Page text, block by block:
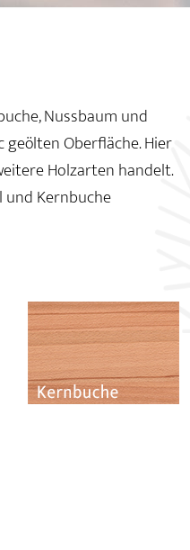
Nussbaum und
Oberfläche. Hier
Holzarten handelt.
Kernbuche